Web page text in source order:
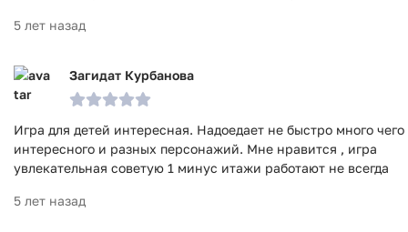
5 лет назад
Загидат Курбанова
Игра для детей интересная. Надоедает не быстро много чего
интересного и разных персонажий. Мне нравится , игра
увлекательная советую 1 минус итажи работают не всегда
5 лет назад